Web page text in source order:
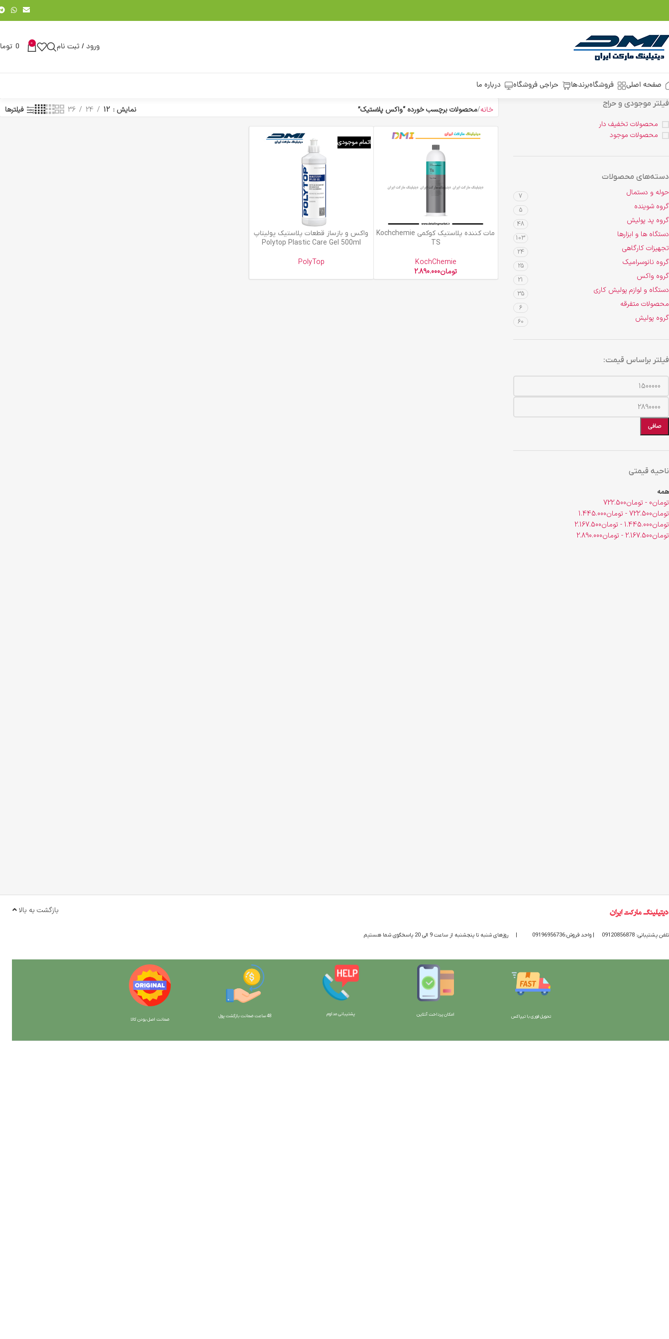
ورود / ثبت نام 0
0
صفحه اصلی فروشگاهبرندها حراجی فروشگاه درباره ما
فیلتر موجودی و حراج
محصولات تخفیف دار
محصولات موجود
دسته‌های محصولات
حوله و دستمال 7
گروه شوینده 5
گروه پد پولیش 48
دستگاه ها و ابزارها 103
تجهیزات کارگاهی 24
گروه نانوسرامیک 25
گروه واکس 21
دستگاه و لوازم پولیش کاری 35
محصولات متفرقه 6
گروه پولیش 60
فیلتر براساس قیمت:
صافی
ناحیه قیمتی
همه
تومان0
- تومان722.500
تومان722.500
- تومان1.445.000
تومان1.445.000
- تومان2.167.500
تومان2.167.500
- تومان2.890.000
خانه محصولات برچسب خورده “واکس پلاستیک” نمایش 12
24
36 فیلترها
افزودن به سبد خرید
مات کننده پلاستیک کوکمی Kochchemie
TS
KochChemie
تومان2.890.000
اتمام موجودی
اطلاعات بیشتر
واکس و بازساز قطعات پلاستیک پولیتاپ
Polytop Plastic Care Gel 500ml
PolyTop
تلفن پشتیبانی: 09120856878 | واحد فروش:09196956736 | روزهای شنبه تا پنجشنبه از ساعت 9 الی 20 پاسخگوی شما هستیم
بازگشت به بالا
تحویل فوری با تیپاکس امکان پرداخت آنلاین پشتیبانی مداوم 48 ساعت ضمانت بازگش ت پول
ضمانت اصل بودن کالا